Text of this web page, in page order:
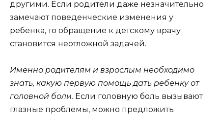
другими. Если родители даже незначительно
замечают поведенческие изменения у
ребенка, то обращение к детскому врачу
становится неотложной задачей.
Именно родителям и взрослым необходимо
знать, какую первую помощь дать ребенку от
головной боли. Если головную боль вызывают
глазные проблемы, можно предложить